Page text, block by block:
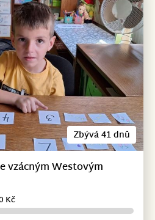
Zbývá 41 dnů
vzácným Westovým
Kč